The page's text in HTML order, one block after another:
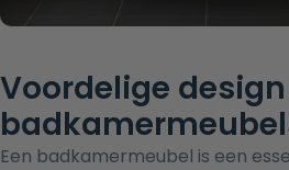
Voordelige design
Een badkamermeubel is een